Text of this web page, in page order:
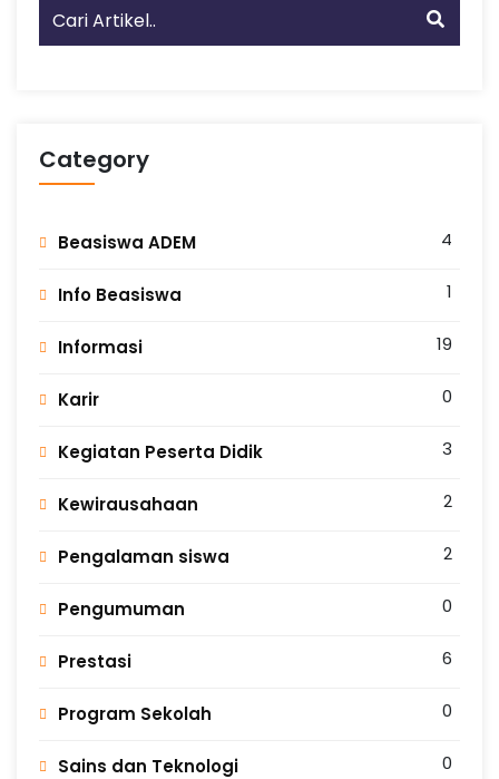
O
M
G
Category
Beasiswa ADEM 4
Info Beasiswa 1
Informasi 19
Karir 0
Kegiatan Peserta Didik 3
Kewirausahaan 2
Pengalaman siswa 2
Pengumuman 0
Prestasi 6
Program Sekolah 0
Sains dan Teknologi 0